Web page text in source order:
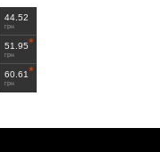
44.52
грн
51.95
грн
60.61
грн